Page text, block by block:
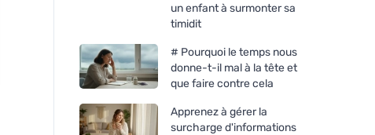
Urtekram Deodorant roll-on
un enfant à surmonter sa
timidit
# Pourquoi le temps nous
donne-t-il mal à la tête et
que faire contre cela
Apprenez à gérer la
surcharge d'informations